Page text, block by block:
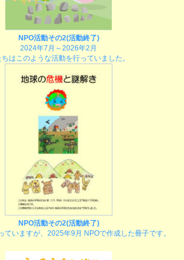
NPO活動その2(活動終了)
2024年7月～2026年2月
はこのような活動を行っていました。
NPO活動その2(活動終了)
ていますが、2025年9月 NPOで作成した冊子です。